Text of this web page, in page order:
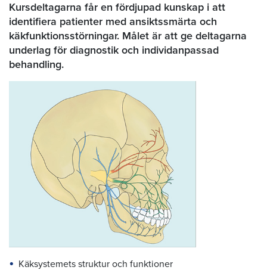
Kursdeltagarna får en fördjupad kunskap i att
identifiera patienter med ansiktssmärta och
käkfunktionsstörningar. Målet är att ge deltagarna
underlag för diagnostik och individanpassad
behandling.
Käksystemets struktur och funktioner